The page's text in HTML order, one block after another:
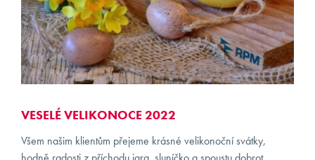
KONTAKT
KLIENTI
VESELÉ VELIKONOCE 2022
Všem našim klientům přejeme krásné velikonoční svátky,